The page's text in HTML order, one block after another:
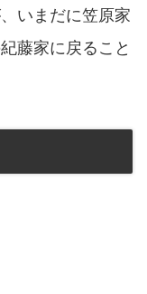
いまだに笠原家
藤家に戻ること